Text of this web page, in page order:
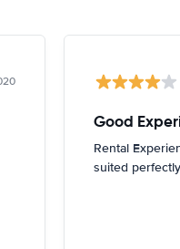
Good
Rental
suited